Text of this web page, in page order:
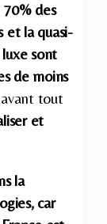
70% des
et la quasi-
sont
de moins
avant tout
et
la
car